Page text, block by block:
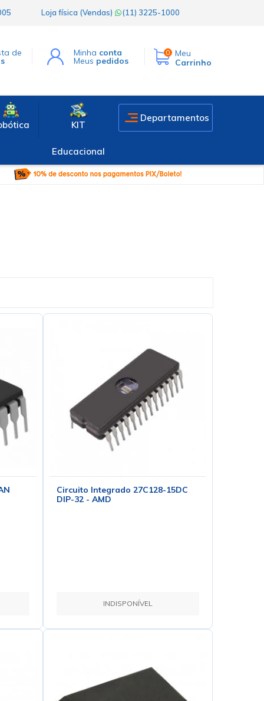
Loja física (Vendas) (11) 3225-1000
de Minha conta
Meus pedidos
0
Meu
Carrinho
KIT
Educacional
Departamentos
Circuito Integrado 27C128-15DC
DIP-32 - AMD
INDISPONÍVEL